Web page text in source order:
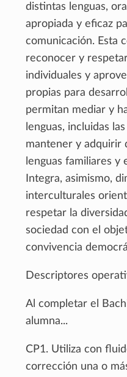
distintas lenguas,
apropiada y eficaz
comunicación. Esta
reconocer y
individuales y
propias para
permitan mediar y
lenguas, incluidas
mantener y adquirir
lenguas familiares y
Integra, asimismo,
interculturales
respetar la
sociedad con el
convivencia
Descriptores
Al completar el
alumna...
CP1. Utiliza con
corrección una o